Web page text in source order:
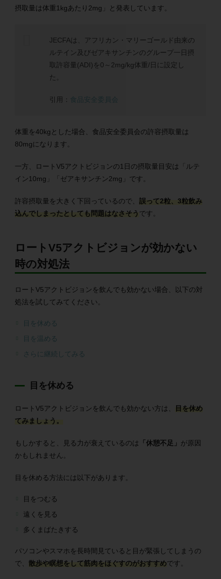
摂取量は体重1kgあたり2mg」と発表しています。
JECFAは、アフリカン・マリーゴールド由来の
ルテイン及びゼアキサンチンのグループ一日摂
取許容量(ADI)を0～2mg/kg体重/日に設定し
た。
引用： 食品安全委員会
体重を40kgとした場合、食品安全委員会の許容摂取量は
80mgになります。
一方、ロートV5アクトビジョンの1日の摂取量目安は「ルテ
イン10mg」「ゼアキサンチン2mg」です。
許容摂取量を大きく下回っているので、 誤って2粒、3粒飲み
込んでしまったとしても問題はなさそう です。
ロートV5アクトビジョンが効かない
時の対処法
ロートV5アクトビジョンを飲んでも効かない場合、以下の対
処法を試してみてください。
目を休める
目を温める
さらに継続してみる
目を休める
ロートV5アクトビジョンを飲んでも効かない方は、
目を休め
てみましょう。
もしかすると、見る力が衰えているのは 「休憩不足」 が原因
かもしれません。
目を休める方法には以下があります。
目をつむる
遠くを見る
多くまばたきする
パソコンやスマホを長時間見ていると目が緊張してしまうの
で、 散歩や瞑想をして筋肉をほぐすのがおすすめです。